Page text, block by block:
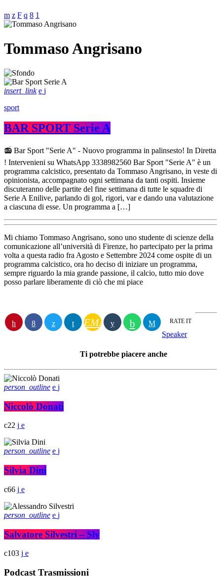
Tommaso Angrisano
insert_link
sport
BAR SPORT Serie A
📻 Bar Sport "Serie A" - Nuovo programma in palinsesto! In Diretta
! Intervenieni su WhatsApp 3338982560 Bar Sport "Serie A" è un
programma calcistico, presentato da Tommaso Angrisano, in veste di
opinionista, accompagnato ogni settimana da tanti ospiti. Insieme
discuteranno delle partite del fine settimana di tutte le squadre di
Serie A Enilive, parlando di gol, rigori, var e dando una valutazione
a ciascuna di esse. Un programma a […]
Mi chiamo Tommaso Angrisano, sono uno studente di scienze della
comunicazione all’università di Firenze, ho partecipato per la prima
volta a questa radio fra Agosto e Settembre 2024 come ospite di un
programma calcistico, ora ho deciso di iniziare un programma,
sempre riguardo la mia grande passione, il calcio, tutto mio dove
posso parlare liberamente di ciò che mi piace
EMAIL RATE IT
Speaker
Ti potrebbe piacere anche
person_outline
Niccolò Donati
22
person_outline
Silvia Dini
66
person_outline
Salvatore Silvestri – Sly
103
Podcast Trasmissioni